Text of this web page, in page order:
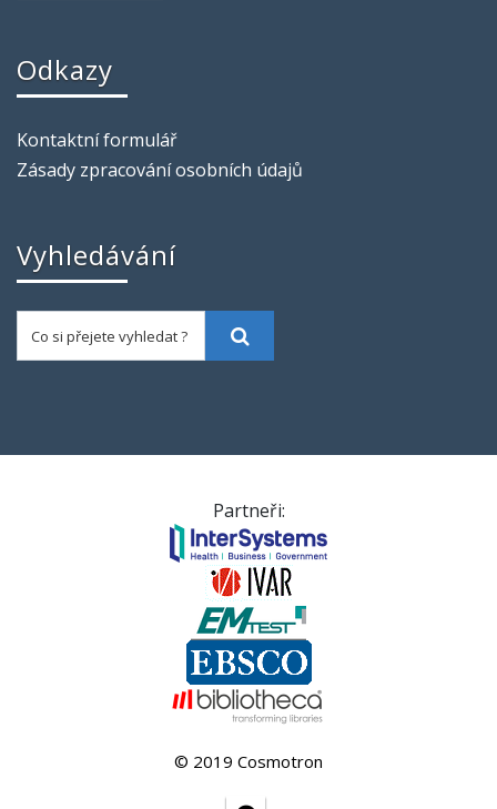
Odkazy
Kontaktní formulář
Zásady zpracování osobních údajů
Vyhledávání
Partneři:
© 2019 Cosmotron